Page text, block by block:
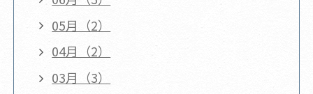
05月（2）
04月（2）
03月（3）